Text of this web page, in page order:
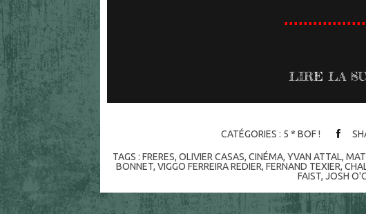
LIRE LA
CATÉGORIES : 5 * BOF !
TAGS :FRERES,OLIVIER CASAS,CINÉMA,YVAN ATTAL,
BONNET,VIGGO FERREIRA REDIER,FERNAND TEXIER,
FAIST, JOSH